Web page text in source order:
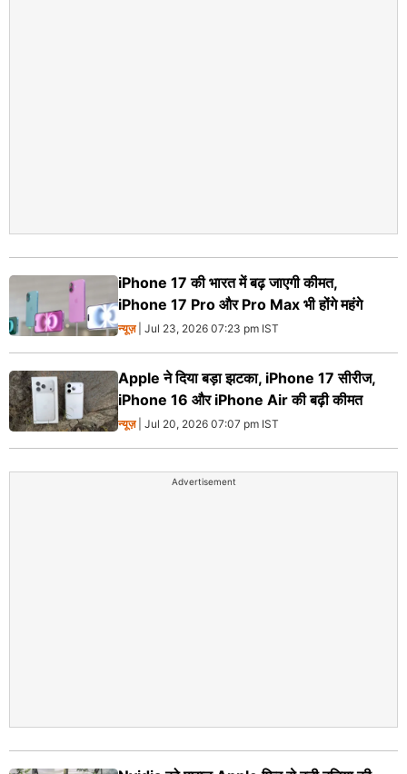
iPhone 17 की भारत में बढ़ जाएगी कीमत,
iPhone 17 Pro और Pro Max भी होंगे महंगे
न्यूज़| Jul 23, 2026 07:23 pm IST
Apple ने दिया बड़ा झटका, iPhone 17 सीरीज,
iPhone 16 और iPhone Air की बढ़ी कीमत
न्यूज़| Jul 20, 2026 07:07 pm IST
Advertisement